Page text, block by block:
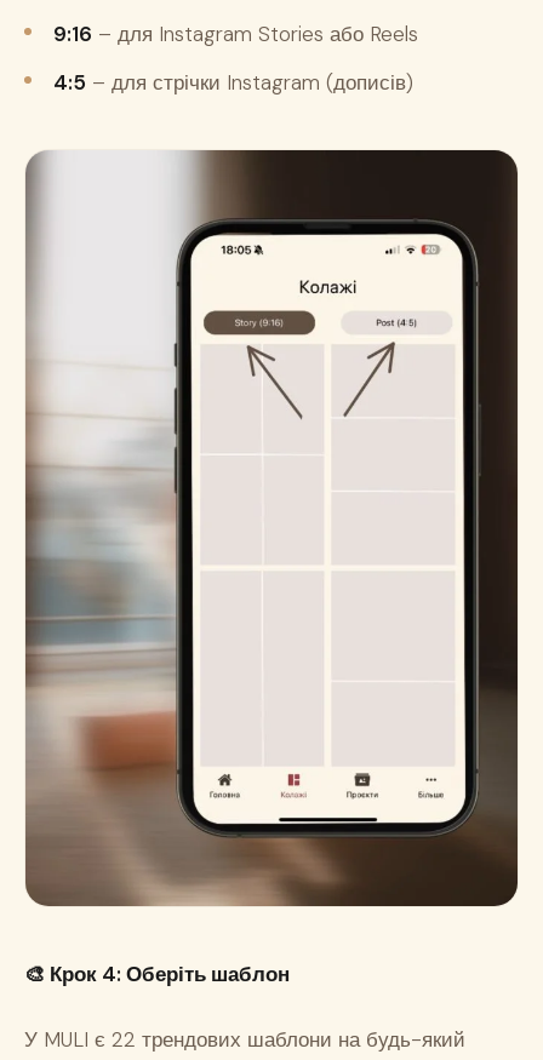
9:16 – для Instagram Stories або Reels
4:5 – для стрічки Instagram (дописів)
🎨 Крок 4: Оберіть шаблон
У MULI є 22 трендових шаблони на будь-який